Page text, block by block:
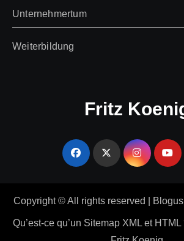
Unternehmertum
Weiterbildung
Fritz
Copyright © All rights reserved Blogus
Qu’est-ce qu’un Sitemap XML et HTML